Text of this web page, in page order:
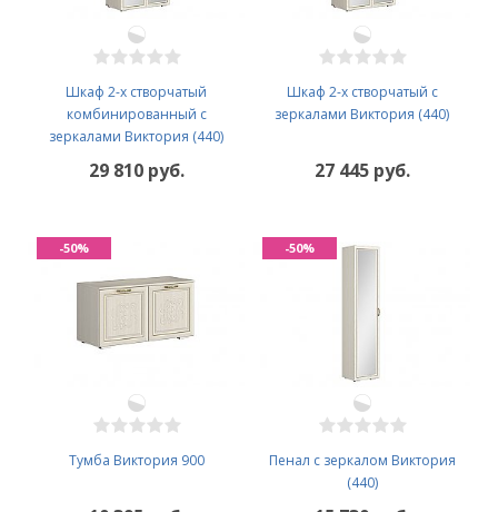
Шкаф 2-х створчатый
комбинированный с
зеркалами Виктория (440)
29 810 руб.
Шкаф 2-х створчатый с
зеркалами Виктория (440)
27 445 руб.
Тумба Виктория 900
-50%
Пенал с зеркалом Виктория
(440)
-50%